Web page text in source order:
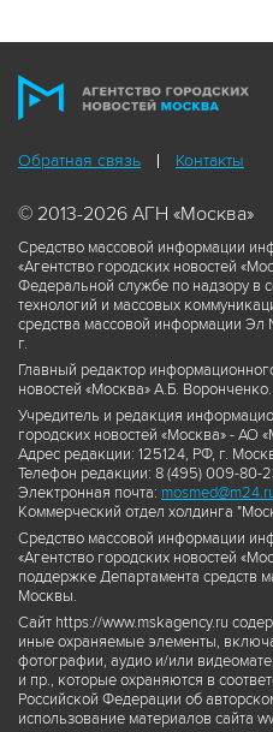
Обратная связь Контакты
© 2013-2026 АГН «Москва»
Средство массовой информации
«Агентство городских новостей
Федеральной службе по надзору в
технологий и массовых
средства массовой информации
г.
Главный редактор
новостей «Москва» А.Б. Воронченко.
Учредитель и редакция
городских новостей «Москва» - АО
Адрес редакции: 125124, РФ, г.
Телефон редакции: 8 (495) 009-80-
Электронная почта:
Коммерческий отдел холдинга
Средство массовой информации
«Агентство городских новостей
поддержке Департамента средств
Москвы.
Сайт https://www.mskagency.ru
иные охраняемые элементы,
фотографии, аудио и/или
и пр., которые охраняются в
Российской Федерации об
использование материалов сайта